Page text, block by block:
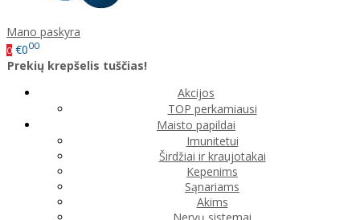
Mano paskyra
0 €000
Prekių krepšelis tuščias!
Akcijos
TOP perkamiausi
Maisto papildai
Imunitetui
Širdžiai ir kraujotakai
Kepenims
Sąnariams
Akims
Nervų sistemai